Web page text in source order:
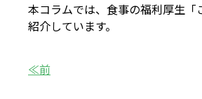
本コラムでは、食事の福利厚生「
紹介しています。
≪前